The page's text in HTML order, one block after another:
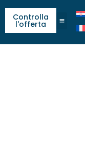
Controlla
l'offerta